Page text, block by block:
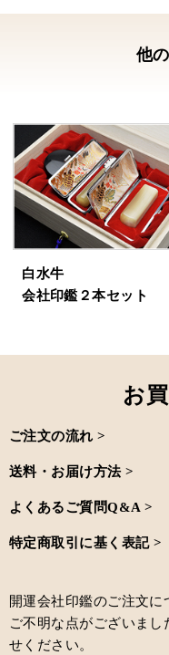
他
白水牛
会社印鑑２本セット
お
ご注文の流れ >
送料・お届け方法 >
よくあるご質問Q&A >
特定商取引に基く表記 >
開運会社印鑑のご注文に
ご不明な点がございま
せください。